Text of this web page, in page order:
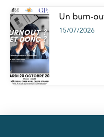
Un burn-
15/07/2026